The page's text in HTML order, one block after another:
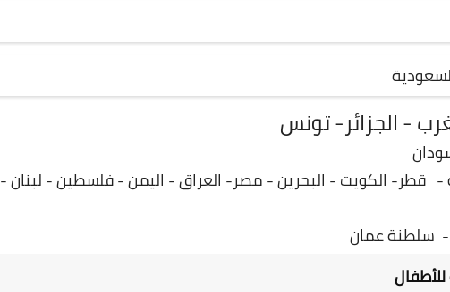
- الجزائر- تونس
- قطر- الكويت - البحرين - مصر- العراق - اليمن - فلسطين - لبنان -
- سلطنة عمان